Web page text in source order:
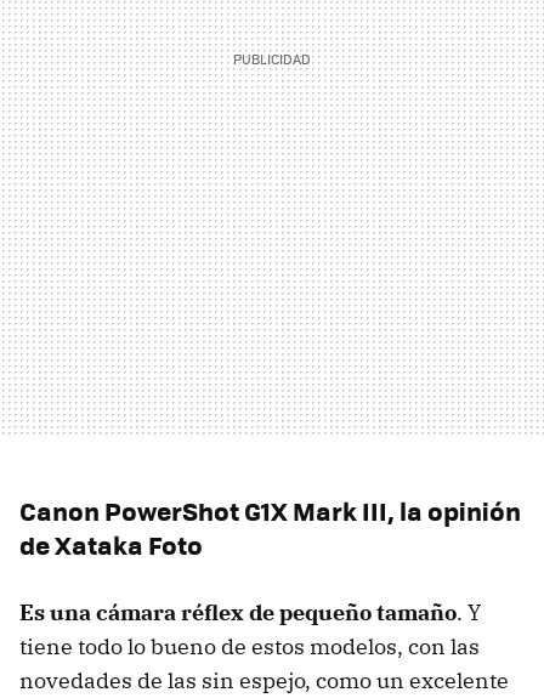
Canon PowerShot G1X Mark III, la opinión
de Xataka Foto
Es una cámara réflex de pequeño tamaño. Y
tiene todo lo bueno de estos modelos, con las
novedades de las sin espejo, como un excelente